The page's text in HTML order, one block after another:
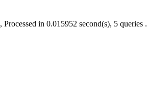
, Processed in 0.015952 second(s), 5 queries .